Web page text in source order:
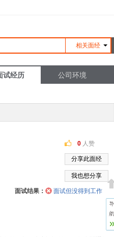
相关面经
试经历 公司环境
0 人赞
分享此面经
我也想分享
面试结果：
面试但没得到工作